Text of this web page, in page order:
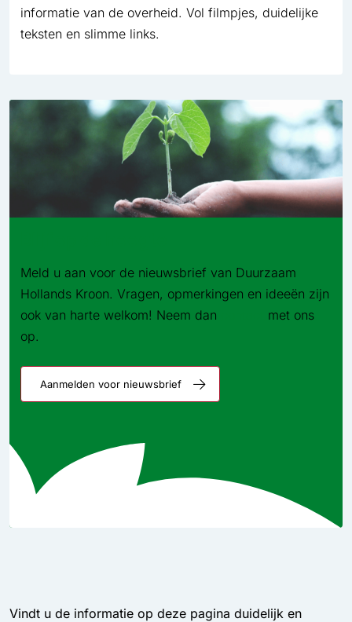
informatie van de overheid. Vol filmpjes, duidelijke
teksten en slimme links.
Meld u aan voor de nieuwsbrief van Duurzaam
Hollands Kroon. Vragen, opmerkingen en ideeën zijn
ook van harte welkom! Neem dan
met ons
op.
Aanmelden voor nieuwsbrief
Vindt u de informatie op deze pagina duidelijk en